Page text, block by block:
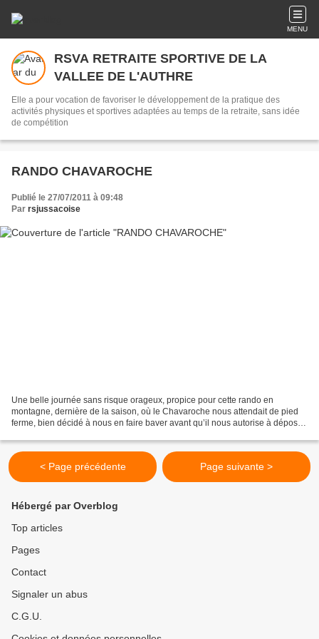
MENU
RSVA RETRAITE SPORTIVE DE LA
VALLEE DE L'AUTHRE
Elle a pour vocation de favoriser le développement de la pratique des
activités physiques et sportives adaptées au temps de la retraite, sans idée
de compétition
RANDO CHAVAROCHE
Publié le 27/07/2011 à 09:48
Par rsjussacoise
Une belle journée sans risque orageux, propice pour cette rando en
montagne, dernière de la saison, où le Chavaroche nous attendait de pied
ferme, bien décidé à nous en faire baver avant qu’il nous autorise à déposer
< Page précédente Page suivante >
Hébergé par Overblog
Top articles
Pages
Contact
Signaler un abus
C.G.U.